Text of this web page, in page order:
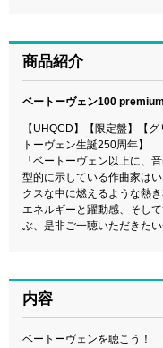
商品紹介
ベートーヴェン100 premium
【UHQCD】【限定盤】【
トーヴェン生誕250周年】
「ベートーヴェン以上に、
型的に示している作曲家は
クスな中に燃えるような熱
エネルギーと躍動感、そし
ぶ、是非ご一聴いただきたい
内容
ベートーヴェンを聴こう！